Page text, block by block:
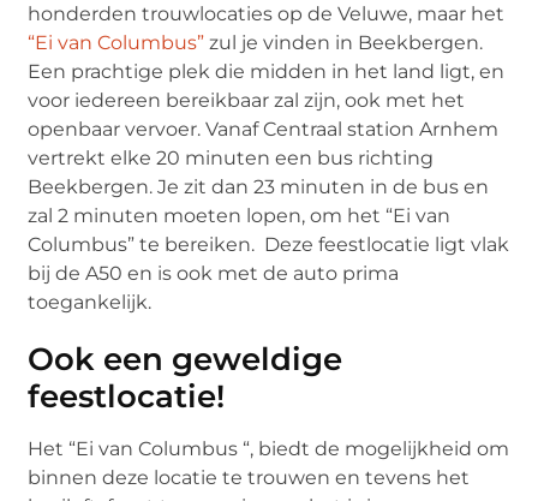
honderden trouwlocaties op de Veluwe, maar het
“Ei van Columbus” zul je vinden in Beekbergen.
Een prachtige plek die midden in het land ligt, en
voor iedereen bereikbaar zal zijn, ook met het
openbaar vervoer. Vanaf Centraal station Arnhem
vertrekt elke 20 minuten een bus richting
Beekbergen. Je zit dan 23 minuten in de bus en
zal 2 minuten moeten lopen, om het “Ei van
Columbus” te bereiken. Deze feestlocatie ligt vlak
bij de A50 en is ook met de auto prima
toegankelijk.
Ook een geweldige
feestlocatie!
Het “Ei van Columbus “, biedt de mogelijkheid om
binnen deze locatie te trouwen en tevens het